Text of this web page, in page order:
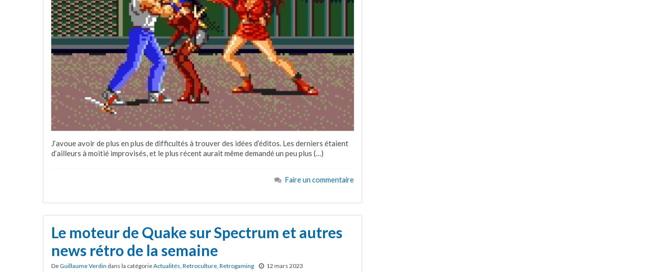
J’avoue avoir de plus en plus de difficultés à trouver des idées d’éditos. Les derniers étaient
d’ailleurs à moitié improvisés, et le plus récent aurait même demandé un peu plus (…)
Faire un commentaire
Le moteur de Quake sur Spectrum et autres
news rétro de la semaine
DeGuillaume Verdin dans la catégorieActualités, Retroculture, Retrogaming 12 mars 2023